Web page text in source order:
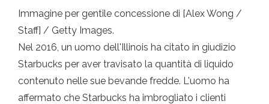
Immagine per gentile concessione di [Alex Wong /
Staff] / Getty Images.
Nel 2016, un uomo dell'Illinois ha citato in giudizio
Starbucks per aver travisato la quantità di liquido
contenuto nelle sue bevande fredde. L'uomo ha
affermato che Starbucks ha imbrogliato i clienti